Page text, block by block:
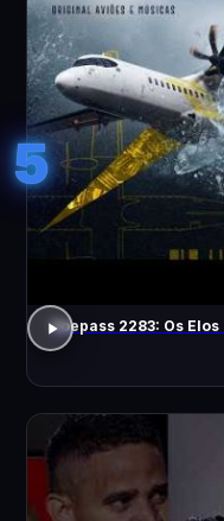
5
Voepass 2283: Os